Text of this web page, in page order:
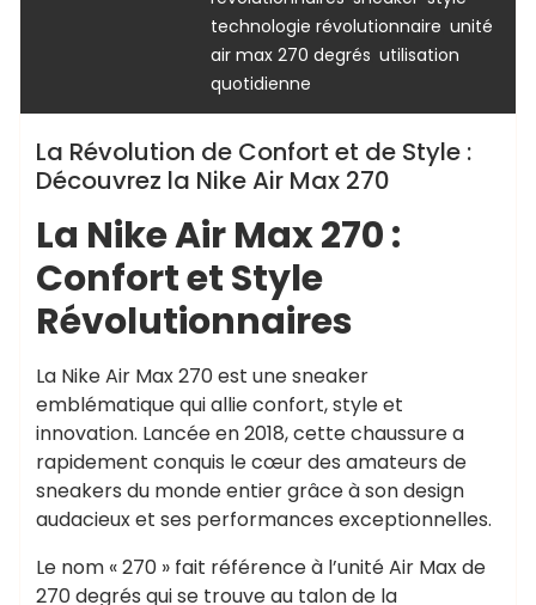
technologie révolutionnaire unité
air max 270 degrés utilisation
quotidienne
La Révolution de Confort et de Style :
Découvrez la Nike Air Max 270
La Nike Air Max 270 :
Confort et Style
Révolutionnaires
La Nike Air Max 270 est une sneaker
emblématique qui allie confort, style et
innovation. Lancée en 2018, cette chaussure a
rapidement conquis le cœur des amateurs de
sneakers du monde entier grâce à son design
audacieux et ses performances exceptionnelles.
Le nom « 270 » fait référence à l’unité Air Max de
270 degrés qui se trouve au talon de la